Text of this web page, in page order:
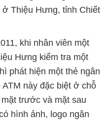
Thiệu Hưng, tỉnh Chiết
khi nhân viên một
Hưng kiểm tra một
phát hiện một thẻ ngân
này đặc biệt ở chỗ
trước và mặt sau
hình ảnh, logo ngân